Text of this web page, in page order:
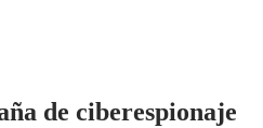
de ciberespionaje